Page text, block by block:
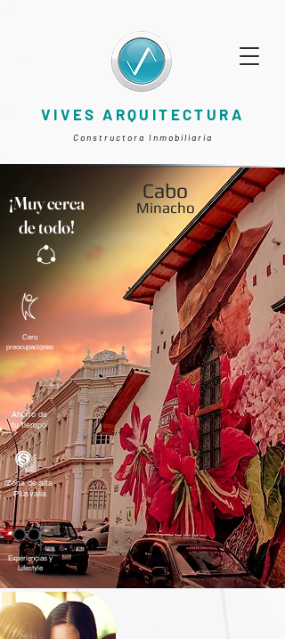
VIVES ARQUITECTURA
Constructora Inmobiliaria
Cabo
¡Muy cerca Minacho
de todo!
Cero
preocupaciones
Ahorro de
tu tiempo
Zona de alta
Plusvalía
Experiencias y
Lifestyle